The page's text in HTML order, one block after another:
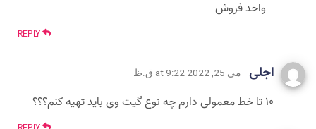
واحد فروش
اجلی · می 25, 2022 at 9:22 ق.ظ
10 تا خط معمولی دارم چه نوع گیت وی باید تهیه کنم؟؟؟